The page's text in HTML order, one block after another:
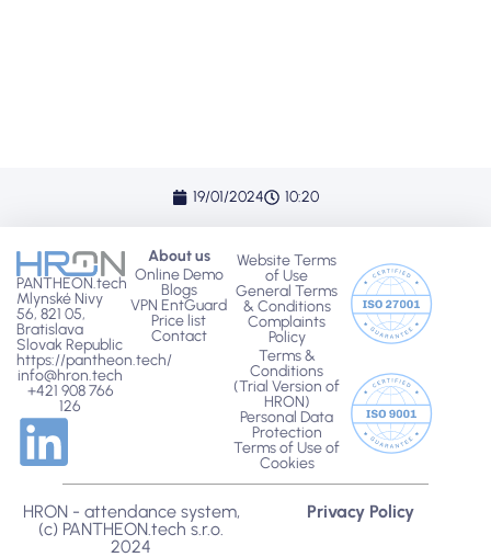
19/01/2024 10:20
PANTHEON.tech
Mlynské Nivy
56, 821 05,
Bratislava
Slovak Republic
https://pantheon.tech/
info@hron.tech
+421 908 766
126
About us
Online Demo
Blogs
VPN EntGuard
Price list
Contact
Website Terms
of Use
General Terms
& Conditions
Complaints
Policy
Terms &
Conditions
(Trial Version of
HRON)
Personal Data
Protection
Terms of Use of
Cookies
HRON - attendance system,
(c) PANTHEON.tech s.r.o.
2024
Privacy Policy